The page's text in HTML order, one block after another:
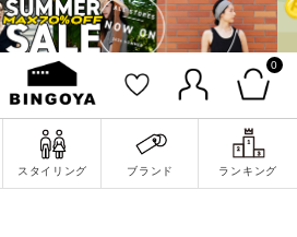
0
スタイリング ブランド ランキング
詳細検索